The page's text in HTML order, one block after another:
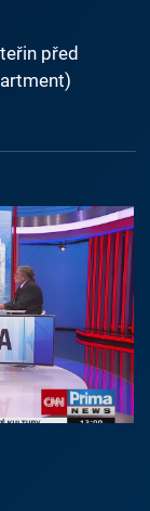
před